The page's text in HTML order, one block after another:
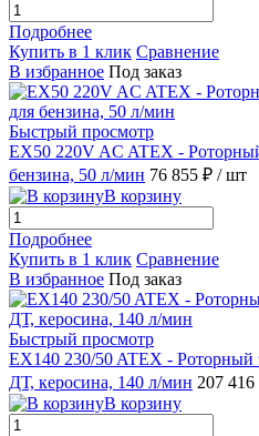
Подробнее
Купить в 1 клик Сравнение
В избранное Под заказ
Быстрый просмотр
EX50 220V AC ATEX -
бензина, 50 л/мин 76 855 ₽ / шт
В корзину
Подробнее
Купить в 1 клик Сравнение
В избранное Под заказ
Быстрый просмотр
EX140 230/50 ATEX - Роторный
ДТ, керосина, 140 л/мин 207 416
В корзину